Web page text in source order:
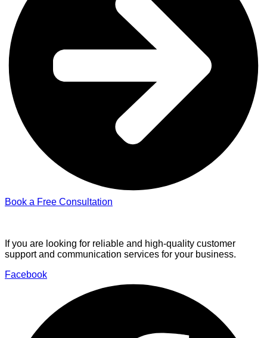
Book a Free Consultation
If you are looking for reliable and high-quality customer
support and communication services for your business.
Facebook